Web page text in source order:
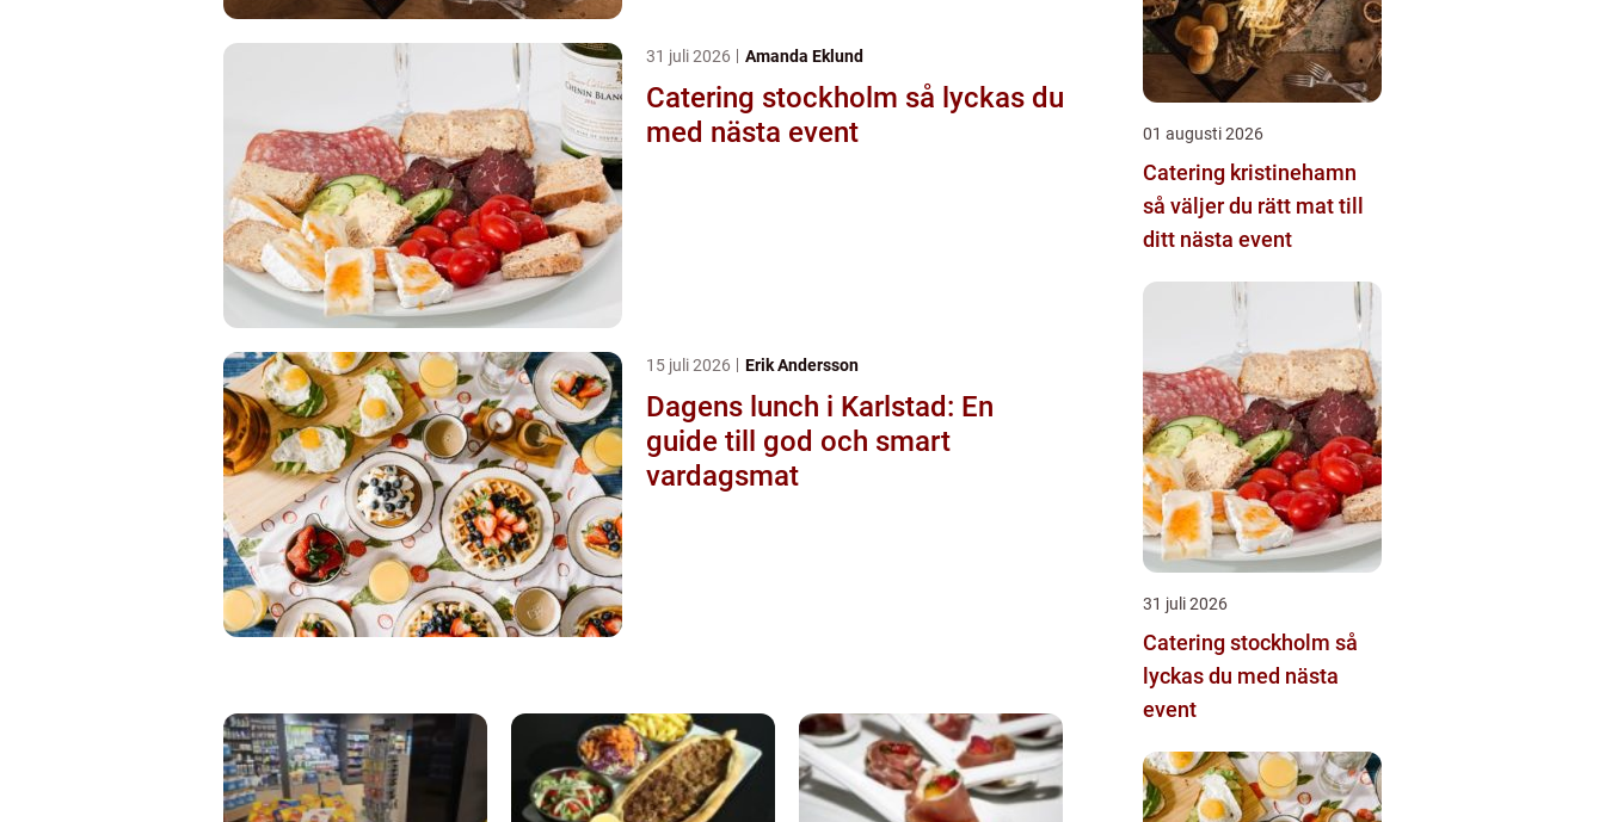
31 juli 2026 Amanda Eklund
Catering stockholm så lyckas du
med nästa event
15 juli 2026 Erik Andersson
Dagens lunch i Karlstad: En
guide till god och smart
vardagsmat
01 augusti 2026
Catering kristinehamn
så väljer du rätt mat till
ditt nästa event
31 juli 2026
Catering stockholm så
lyckas du med nästa
event